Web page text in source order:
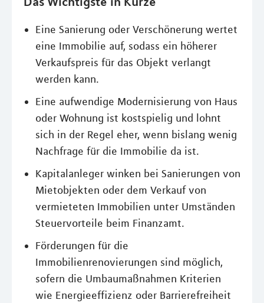
Eine Sanierung oder Verschönerung wertet
eine Immobilie auf, sodass ein höherer
Verkaufspreis für das Objekt verlangt
werden kann.
Eine aufwendige Modernisierung von Haus
oder Wohnung ist kostspielig und lohnt
sich in der Regel eher, wenn bislang wenig
Nachfrage für die Immobilie da ist.
Kapitalanleger winken bei Sanierungen von
Mietobjekten oder dem Verkauf von
vermieteten Immobilien unter Umständen
Steuervorteile beim Finanzamt.
Förderungen für die
Immobilienrenovierungen sind möglich,
sofern die Umbaumaßnahmen Kriterien
wie Energieeffizienz oder Barrierefreiheit